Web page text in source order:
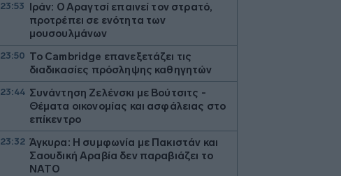
23:53 Ιράν: Ο Αραγτσί επαινεί τον στρατό,
προτρέπει σε ενότητα των
μουσουλμάνων
23:50 Το Cambridge επανεξετάζει τις
διαδικασίες πρόσληψης καθηγητών
23:44 Συνάντηση Ζελένσκι με Βούτσιτς -
Θέματα οικονομίας και ασφάλειας στο
επίκεντρο
23:32 Άγκυρα: Η συμφωνία με Πακιστάν και
Σαουδική Αραβία δεν παραβιάζει το
ΝΑΤΟ